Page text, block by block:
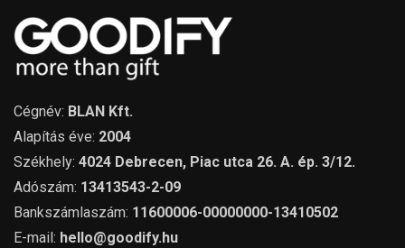
Cégnév: BLAN Kft.
Alapítás éve: 2004
Székhely: 4024 Debrecen, Piac utca 26. A. ép. 3/12.
Adószám: 13413543-2-09
Bankszámlaszám: 11600006-00000000-13410502
E-mail: hello@goodify.hu